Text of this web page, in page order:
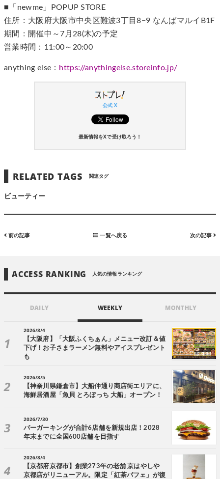
■「newme」POPUP STORE
住所：大阪府大阪市中央区難波3丁目8−9 なんばマルイB1F
期間：開催中～7月28(木)の予定
営業時間：11:00～20:00
anything else： https://anythingelse.storeinfo.jp/
公式 X
最新情報をXで受け取ろう！
RELATED TAGS 関連タグ
ビューティー
前の記事 一覧へ戻る 次の記事
ACCESS RANKING 人気の情報ランキング
DAILY WEEKLY MONTHLY
2026/8/4
【大阪府】「大阪ふくちぁん」メニュー改訂＆値
下げ！お子さまラーメン無料やアイスプレゼント
も
2026/8/5
【神奈川県鎌倉市】大船仲通り商店街エリアに、
海鮮居酒屋「魚貝 とろぼっち 大船」オープン！
2026/7/30
バーガーキングが合計6店舗を新規出店！2028
年末までに全国600店舗を目指す
2026/8/4
【京都府京都市】創業273年の老舗 京はやしや
京都店がリニューアル。限定「紅茶パフェ」が復